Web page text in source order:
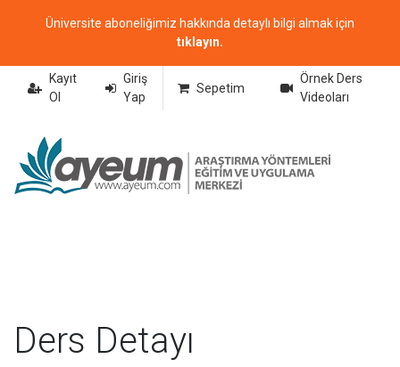
Üniversite aboneliğimiz hakkında detaylı bilgi almak için
tıklayın.
Kayıt
Ol
Giriş
Yap
Sepetim
Örnek Ders
Videoları
Ders Detayı